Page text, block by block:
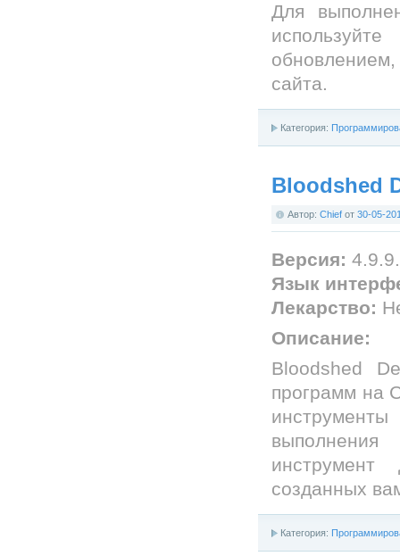
Для
сайта.
Категория:
Bloodshed
Автор: Chief от 30-05-
Версия:
Язык
Лекарство:
Описание:
Bloodshed
программ на
созданных
Категория: